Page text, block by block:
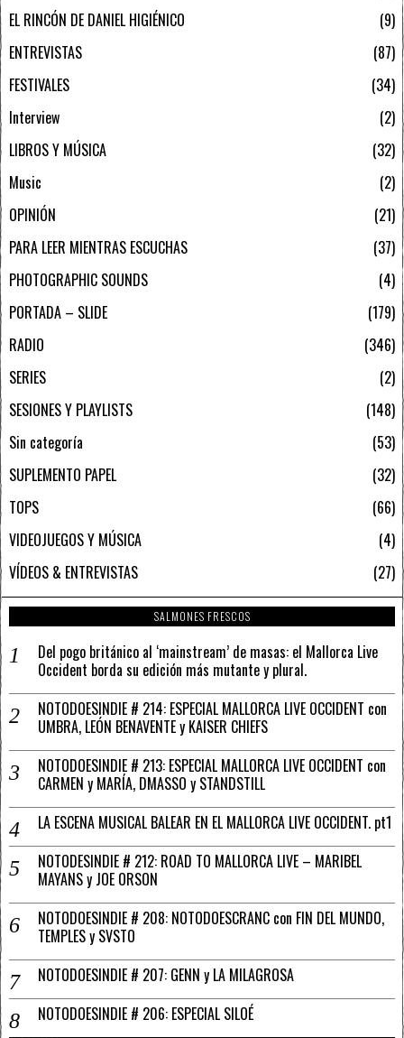
EL RINCÓN DE DANIEL HIGIÉNICO
9
ENTREVISTAS
87
FESTIVALES
34
Interview
2
LIBROS Y MÚSICA
32
Music
2
OPINIÓN
21
PARA LEER MIENTRAS ESCUCHAS
37
PHOTOGRAPHIC SOUNDS
4
PORTADA – SLIDE
179
RADIO
346
SERIES
2
SESIONES Y PLAYLISTS
148
Sin categoría
53
SUPLEMENTO PAPEL
32
TOPS
66
VIDEOJUEGOS Y MÚSICA
4
VÍDEOS & ENTREVISTAS
27
SALMONES FRESCOS
Del pogo británico al ‘mainstream’ de masas: el Mallorca Live
Occident borda su edición más mutante y plural.
NOTODOESINDIE # 214: ESPECIAL MALLORCA LIVE OCCIDENT con
UMBRA, LEÓN BENAVENTE y KAISER CHIEFS
NOTODOESINDIE # 213: ESPECIAL MALLORCA LIVE OCCIDENT con
CARMEN y MARÍA, DMASSO y STANDSTILL
LA ESCENA MUSICAL BALEAR EN EL MALLORCA LIVE OCCIDENT. pt1
NOTODESINDIE # 212: ROAD TO MALLORCA LIVE – MARIBEL
MAYANS y JOE ORSON
NOTODOESINDIE # 208: NOTODOESCRANC con FIN DEL MUNDO,
TEMPLES y SVSTO
NOTODOESINDIE # 207: GENN y LA MILAGROSA
NOTODOESINDIE # 206: ESPECIAL SILOÉ